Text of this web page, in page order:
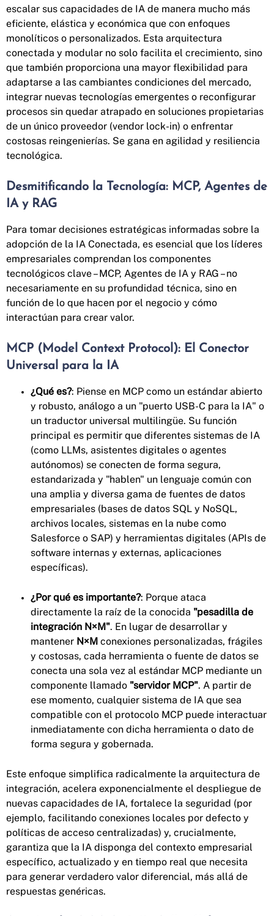
escalar sus capacidades de IA de manera mucho más
eficiente, elástica y económica que con enfoques
monolíticos o personalizados. Esta arquitectura
conectada y modular no solo facilita el crecimiento, sino
que también proporciona una mayor flexibilidad para
adaptarse a las cambiantes condiciones del mercado,
integrar nuevas tecnologías emergentes o reconfigurar
procesos sin quedar atrapado en soluciones propietarias
de un único proveedor (vendor lock-in) o enfrentar
costosas reingenierías. Se gana en agilidad y resiliencia
tecnológica.
Desmitificando la Tecnología: MCP, Agentes de
IA y RAG
Para tomar decisiones estratégicas informadas sobre la
adopción de la IA Conectada, es esencial que los líderes
empresariales comprendan los componentes
tecnológicos clave – MCP, Agentes de IA y RAG – no
necesariamente en su profundidad técnica, sino en
función de lo que hacen por el negocio y cómo
interactúan para crear valor.
MCP (Model Context Protocol): El Conector
Universal para la IA
¿Qué es?: Piense en MCP como un estándar abierto
y robusto, análogo a un "puerto USB-C para la IA" o
un traductor universal multilingüe. Su función
principal es permitir que diferentes sistemas de IA
(como LLMs, asistentes digitales o agentes
autónomos) se conecten de forma segura,
estandarizada y "hablen" un lenguaje común con
una amplia y diversa gama de fuentes de datos
empresariales (bases de datos SQL y NoSQL,
archivos locales, sistemas en la nube como
Salesforce o SAP) y herramientas digitales (APIs de
software internas y externas, aplicaciones
específicas).
¿Por qué es importante?: Porque ataca
directamente la raíz de la conocida "pesadilla de
integración N×M". En lugar de desarrollar y
mantener N×M conexiones personalizadas, frágiles
y costosas, cada herramienta o fuente de datos se
conecta una sola vez al estándar MCP mediante un
componente llamado "servidor MCP". A partir de
ese momento, cualquier sistema de IA que sea
compatible con el protocolo MCP puede interactuar
inmediatamente con dicha herramienta o dato de
forma segura y gobernada.
Este enfoque simplifica radicalmente la arquitectura de
integración, acelera exponencialmente el despliegue de
nuevas capacidades de IA, fortalece la seguridad (por
ejemplo, facilitando conexiones locales por defecto y
políticas de acceso centralizadas) y, crucialmente,
garantiza que la IA disponga del contexto empresarial
específico, actualizado y en tiempo real que necesita
para generar verdadero valor diferencial, más allá de
respuestas genéricas.